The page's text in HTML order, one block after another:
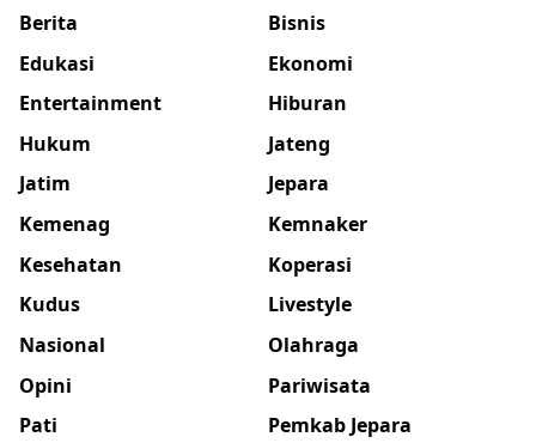
Berita
Bisnis
Edukasi
Ekonomi
Entertainment
Hiburan
Hukum
Jateng
Jatim
Jepara
Kemenag
Kemnaker
Kesehatan
Koperasi
Kudus
Livestyle
Nasional
Olahraga
Opini
Pariwisata
Pati
Pemkab Jepara